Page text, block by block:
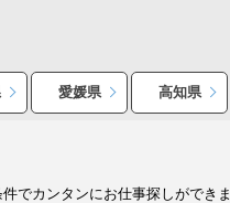
愛媛県 高知県
でカンタンにお仕事探しができま